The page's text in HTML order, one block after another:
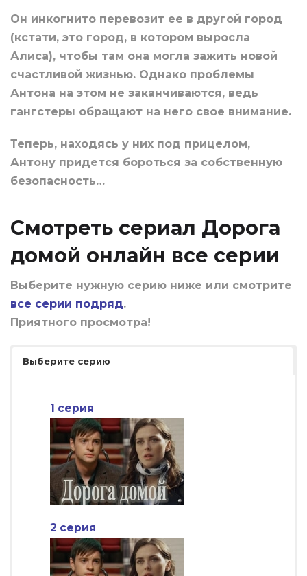
Он инкогнито перевозит ее в другой город
(кстати, это город, в котором выросла
Алиса), чтобы там она могла зажить новой
счастливой жизнью. Однако проблемы
Антона на этом не заканчиваются, ведь
гангстеры обращают на него свое внимание.
Теперь, находясь у них под прицелом,
Антону придется бороться за собственную
безопасность…
Смотреть сериал Дорога
домой онлайн все серии
Выберите нужную серию ниже или смотрите
все серии подряд.
Приятного просмотра!
Выберите серию
1 серия
2 серия